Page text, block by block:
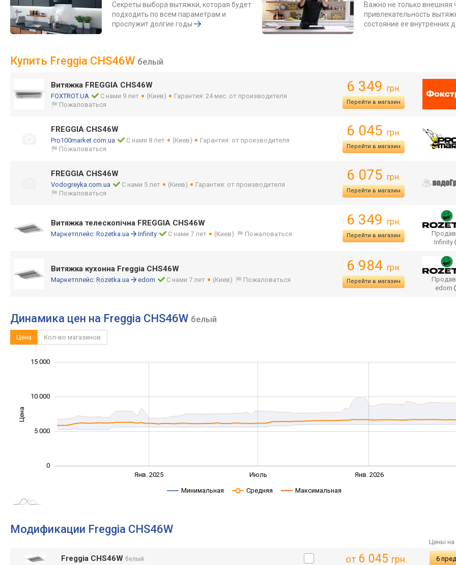
Секреты выбора вытяжки, которая будет
подходить по всем параметрам и
прослужит долгие годы
Важно не только внешняя
привлекательность
состояние ее внутренних
Купить Freggia CHS46W белый
Витяжка FREGGIA CHS46W
FOXTROT.UA С нами 9 лет (Киев)
Гарантия: 24 мес. от производителя
Пожаловаться
6 349 грн.
Перейти в магазин
FREGGIA CHS46W
Pro100market.com.ua С нами 8 лет (Киев)
Гарантия: от производителя
Пожаловаться
6 045 грн.
Перейти в магазин
FREGGIA CHS46W
Vodogreyka.com.ua С нами 5 лет (Киев)
Гарантия: от производителя
Пожаловаться
6 075 грн.
Перейти в магазин
Витяжка телескопічна FREGGIA CHS46W
Маркетплейс: Rozetka.ua Infinity С нами 7 лет (Киев) Пожаловаться
6 349 грн.
Перейти в магазин
Infinity
Витяжка кухонна Freggia CHS46W
Маркетплейс: Rozetka.ua edom С нами 7 лет (Киев) Пожаловаться
6 984 грн.
Перейти в магазин
edom
Динамика цен на Freggia CHS46W белый
Цена Кол-во магазинов
Цена
0
15 000
10 000
5 000
Янв. 2025 Июль Янв. 2026
Минимальная Средняя Максимальная
Модификации Freggia CHS46W
Цены на
Freggia CHS46W белый от6 045 грн. 6